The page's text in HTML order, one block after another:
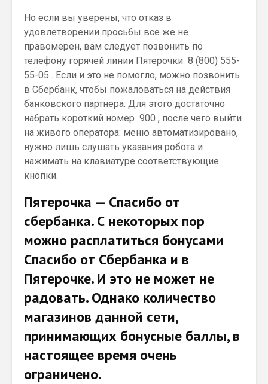
Но если вы уверены, что отказ в
удовлетворении просьбы все же не
правомерен, вам следует позвонить по
телефону горячей линии Пятерочки 8 (800) 555-
55-05 . Если и это не помогло, можно позвонить
в Сбербанк, чтобы пожаловаться на действия
банковского партнера. Для этого достаточно
набрать короткий номер 900 , после чего выйти
на живого оператора: меню автоматизировано,
нужно лишь слушать указания робота и
нажимать на клавиатуре соответствующие
кнопки.
Пятерочка — Спасибо от
сбербанка. С некоторых пор
можно расплатиться бонусами
Спасибо от Сбербанка и в
Пятерочке. И это не может не
радовать. Однако количество
магазинов данной сети,
принимающих бонусные баллы, в
настоящее время очень
ограничено.